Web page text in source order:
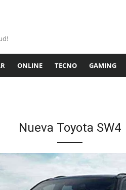
ONLINE TECNO GAMING
Nueva Toyota SW4